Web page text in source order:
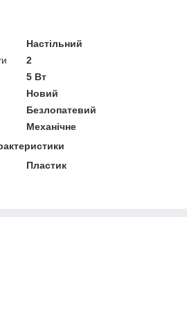
Настільний
2
5 Вт
Новий
Безлопатевий
Механічне
Пластик